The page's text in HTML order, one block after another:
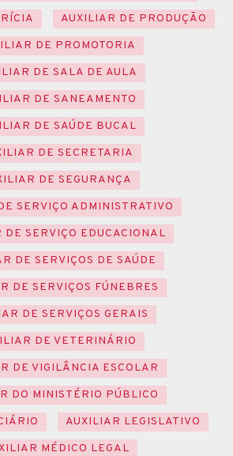
AUXILIAR DE PRODUÇÃO
DE PROMOTORIA
DE SALA DE AULA
DE SANEAMENTO
DE SAÚDE BUCAL
DE SECRETARIA
DE SEGURANÇA
SERVIÇO ADMINISTRATIVO
DE SERVIÇO EDUCACIONAL
DE SERVIÇOS DE SAÚDE
DE SERVIÇOS FÚNEBRES
DE SERVIÇOS GERAIS
DE VETERINÁRIO
DE VIGILÂNCIA ESCOLAR
DO MINISTÉRIO PÚBLICO
AUXILIAR LEGISLATIVO
MÉDICO LEGAL